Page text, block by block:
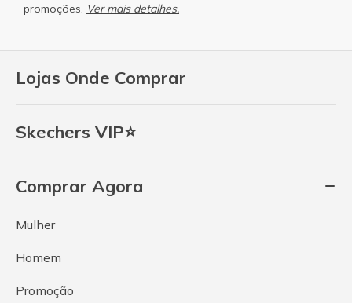
Lojas Onde Comprar
Skechers VIP⭐
Comprar Agora
Mulher
Homem
Promoção
promoções. Ver mais detalhes.